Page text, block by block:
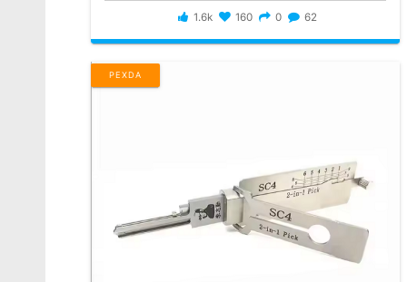
1.6k 160 0 62
PEXDA